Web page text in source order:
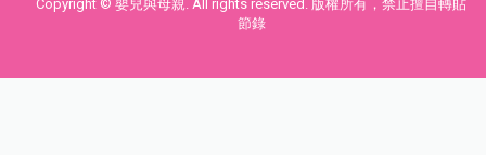
Copyright © 嬰兒與母親. All rights reserved. 版權所有，禁止擅自轉貼
節錄